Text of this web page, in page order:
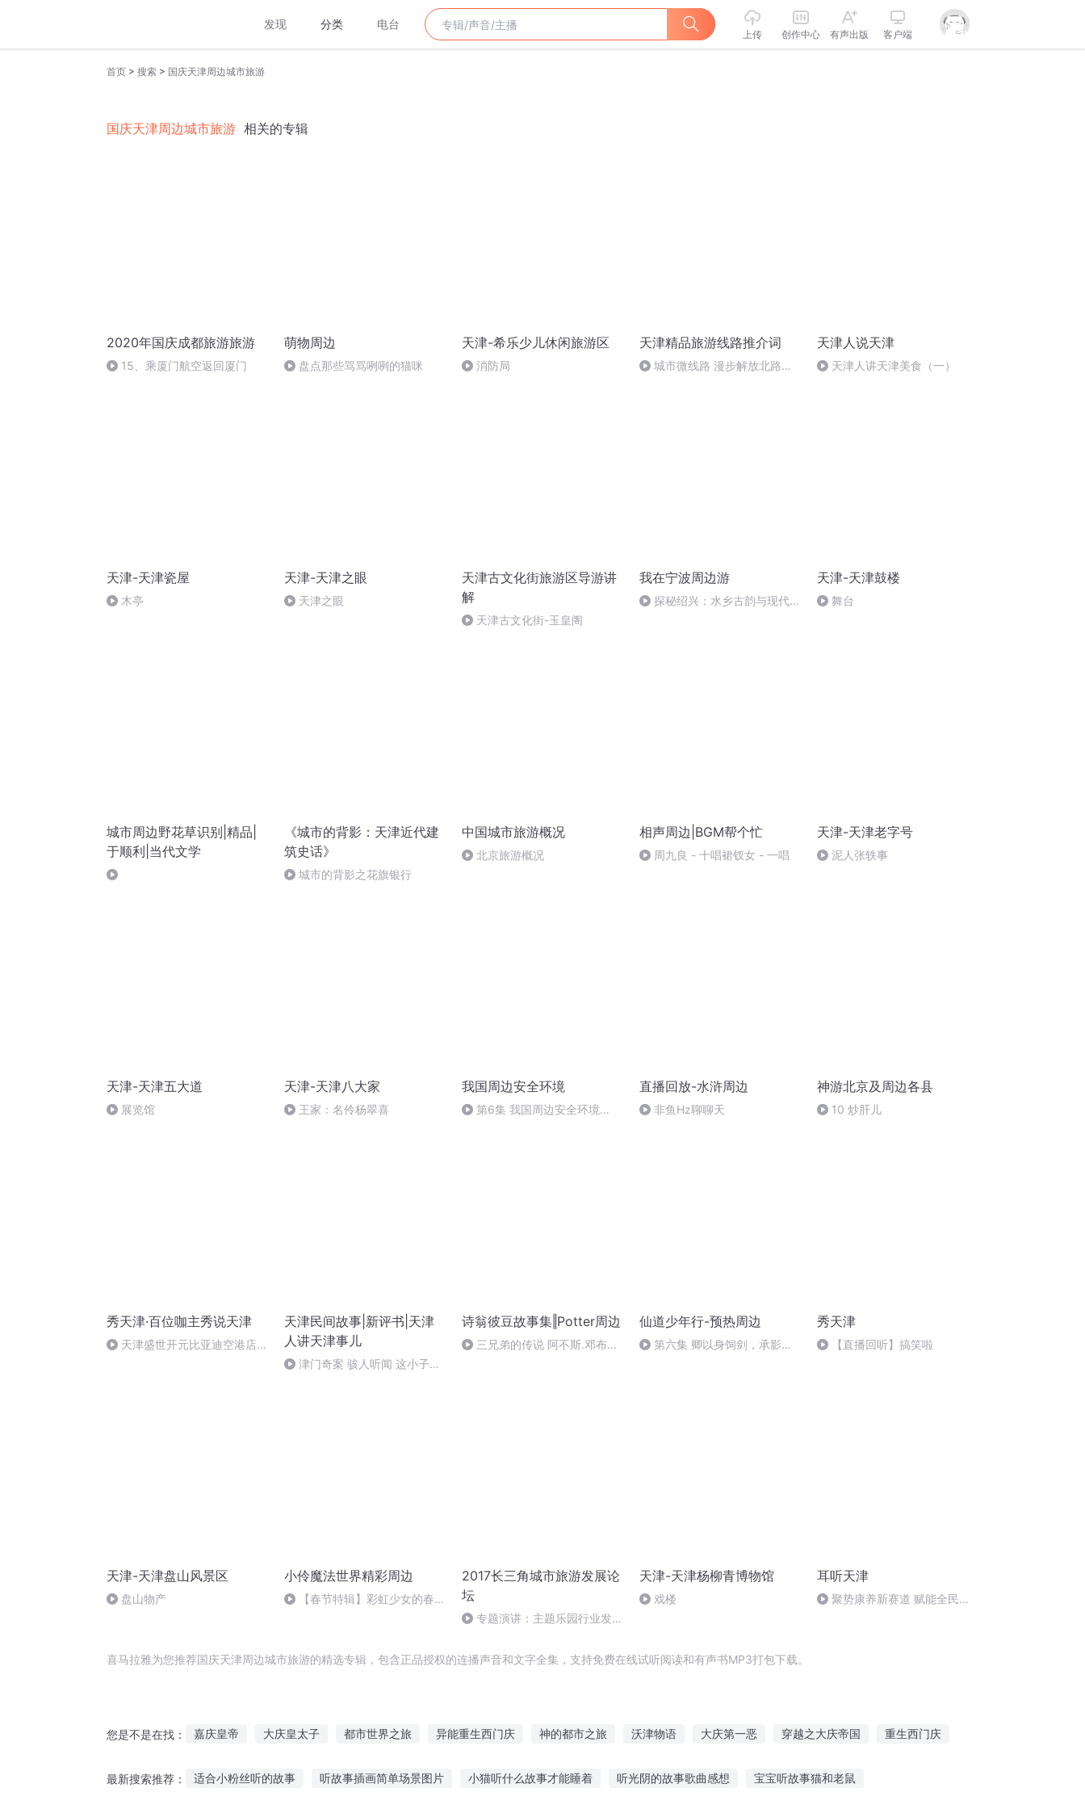
发现 分类 电台
上传 创作中心 有声出版 客户端
首页 > 搜索 > 国庆天津周边城市旅游
国庆天津周边城市旅游 相关的专辑
2020年国庆成都旅游旅游
15、乘厦门航空返回厦门
萌物周边
盘点那些骂骂咧咧的猫咪
天津-希乐少儿休闲旅游区
消防局
天津精品旅游线路推介词
城市微线路 漫步解放北路，
天津人说天津
天津人讲天津美食（一）
天津-天津瓷屋
木亭
天津-天津之眼
天津之眼
天津古文化街旅游区导游讲
解
天津古文化街-玉皇阁
我在宁波周边游
探秘绍兴：水乡古韵与现代魅
天津-天津鼓楼
舞台
城市周边野花草识别|精品|
于顺利|当代文学
《城市的背影：天津近代建
筑史话》
城市的背影之花旗银行
中国城市旅游概况
北京旅游概况
相声周边|BGM帮个忙
周九良 - 十唱裙钗女 - 一唱
天津-天津老字号
泥人张轶事
天津-天津五大道
展览馆
天津-天津八大家
王家：名伶杨翠喜
我国周边安全环境
第6集 我国周边安全环境
直播回放-水浒周边
非鱼Hz聊聊天
神游北京及周边各县
10 炒肝儿
秀天津·百位咖主秀说天津
天津盛世开元比亚迪空港店正
天津民间故事|新评书|天津
人讲天津事儿
津门奇案 骇人听闻 这小子太
诗翁彼豆故事集‖Potter周边
三兄弟的传说 阿不斯.邓布利
仙道少年行-预热周边
第六集 卿以身饲剑，承影初
秀天津
【直播回听】搞笑啦
天津-天津盘山风景区
盘山物产
小伶魔法世界精彩周边
【春节特辑】彩虹少女的春节
2017长三角城市旅游发展论
坛
专题演讲：主题乐园行业发展
天津-天津杨柳青博物馆
戏楼
耳听天津
聚势康养新赛道 赋能全民高
喜马拉雅为您推荐国庆天津周边城市旅游的精选专辑，包含正品授权的连播声音和文字全集，支持免费在线试听阅读和有声书MP3打包下载。
您是不是在找： 嘉庆皇帝 大庆皇太子 都市世界之旅 异能重生西门庆 神的都市之旅 沃津物语 大庆第一恶 穿越之大庆帝国 重生西门庆
最新搜索推荐： 适合小粉丝听的故事 听故事插画简单场景图片 小猫听什么故事才能睡着 听光阴的故事歌曲感想 宝宝听故事猫和老鼠